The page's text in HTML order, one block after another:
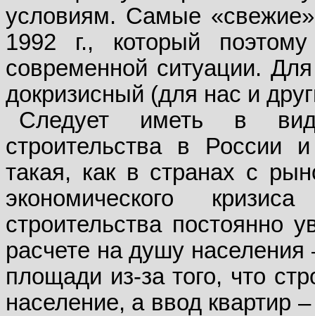
условиям. Самые
1992 г., который
современной ситуации.
докризисный (для нас и
Следует иметь в
строительства в России
такая, как в странах с
экономического
строительства постоянно
расчете на душу
площади из-за того, что
население, а ввод квартир